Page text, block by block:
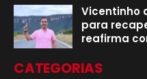
Vicentinho
para
reafirma
CATEGORIAS